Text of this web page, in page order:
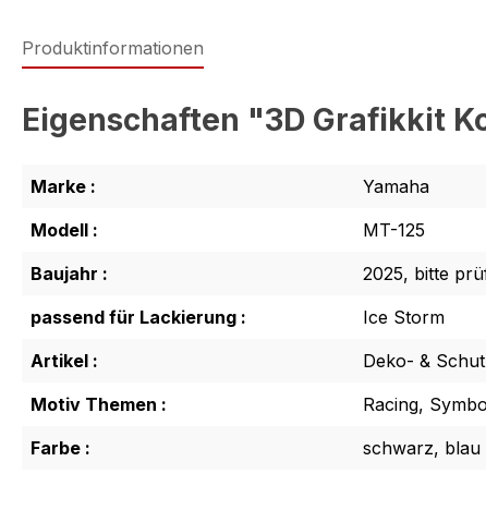
Produktinformationen
Eigenschaften "3D Grafikkit
Marke :
Yamaha
Modell :
MT-125
Baujahr :
2025, bitte
passend für Lackierung :
Ice Storm
Artikel :
Deko- &
Motiv Themen :
Racing,
Farbe :
schwarz, blau